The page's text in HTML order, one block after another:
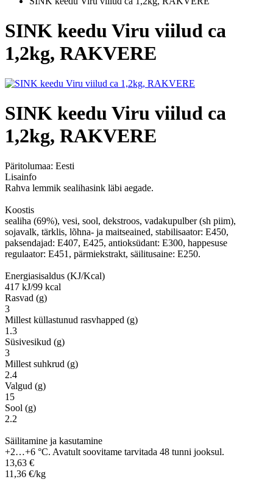
SINK keedu Viru viilud ca
1,2kg, RAKVERE
SINK keedu Viru viilud ca
1,2kg, RAKVERE
Päritolumaa: Eesti
Lisainfo
Rahva lemmik sealihasink läbi aegade.
Koostis
sealiha (69%), vesi, sool, dekstroos, vadakupulber (sh piim),
sojavalk, tärklis, lõhna- ja maitseained, stabilisaator: E450,
paksendajad: E407, E425, antioksüdant: E300, happesuse
regulaator: E451, pärmiekstrakt, säilitusaine: E250.
Energiasisaldus (KJ/Kcal)
417 kJ/99 kcal
Rasvad (g)
3
Millest küllastunud rasvhapped (g)
1.3
Süsivesikud (g)
3
Millest suhkrud (g)
2.4
Valgud (g)
15
Sool (g)
2.2
Säilitamine ja kasutamine
+2…+6 °C. Avatult soovitame tarvitada 48 tunni jooksul.
13,63 €
11,36 €/kg